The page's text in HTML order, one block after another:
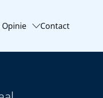
Opinie Contact